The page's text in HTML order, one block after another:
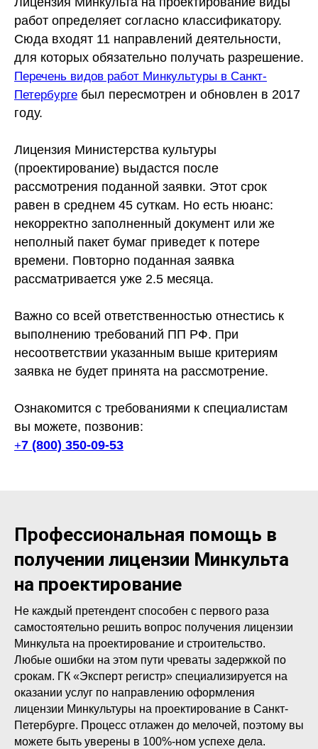
работ определяет согласно классификатору.
Сюда входят 11 направлений деятельности,
для которых обязательно получать разрешение.
Перечень видов работ Минкультуры в Санкт-
Петербурге был пересмотрен и обновлен в 2017
году.
Лицензия Министерства культуры
(проектирование) выдастся после
рассмотрения поданной заявки. Этот срок
равен в среднем 45 суткам. Но есть нюанс:
некорректно заполненный документ или же
неполный пакет бумаг приведет к потере
времени. Повторно поданная заявка
рассматривается уже 2.5 месяца.
Важно со всей ответственностью отнестись к
выполнению требований ПП РФ. При
несоответствии указанным выше критериям
заявка не будет принята на рассмотрение.
Ознакомится с требованиями к специалистам
вы можете, позвонив:
+7 (800) 350-09-53
Профессиональная помощь в
получении лицензии Минкульта
на проектирование
Не каждый претендент способен с первого раза
самостоятельно решить вопрос получения лицензии
Минкульта на проектирование и строительство.
Любые ошибки на этом пути чреваты задержкой по
срокам. ГК «Эксперт регистр» специализируется на
оказании услуг по направлению оформления
лицензии Минкультуры на проектирование в Санкт-
Петербурге. Процесс отлажен до мелочей, поэтому вы
можете быть уверены в 100%-ном успехе дела.